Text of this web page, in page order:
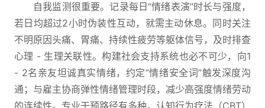
自我监测很重要。记录每日“情绪表演”时长与强度，
若日均超过2小时伪装性互动，就需主动休息。同时关注
不明原因头痛、胃痛、持续性疲劳等躯体信号，及时排查
心理 - 生理关联性。构建社会支持系统也必不可少，向1
- 2名亲友坦诚真实情绪，约定“情绪安全词”触发深度沟
通；与雇主协商弹性情绪管理时段，减少高强度情绪劳动
的连续性。专业干预路径有多种，认知行为疗法（CBT）